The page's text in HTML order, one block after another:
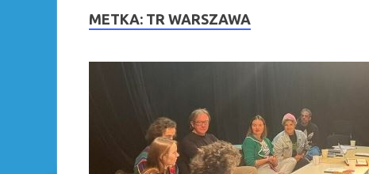
МЕТКА: TR WARSZAWA